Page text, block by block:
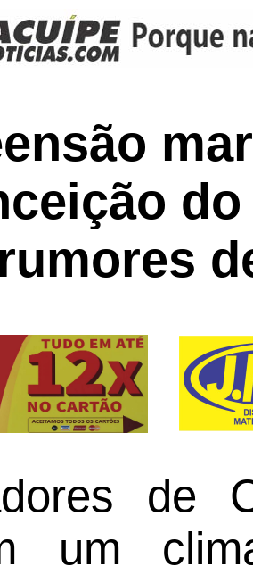
rumores
de
um